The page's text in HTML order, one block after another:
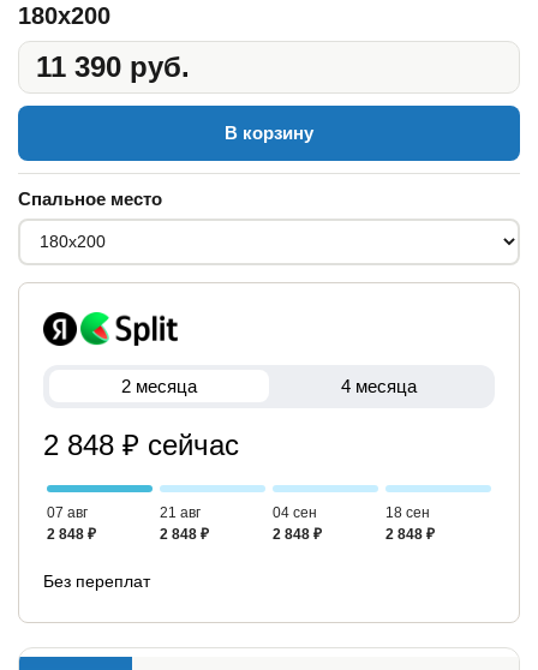
180x200
11 390 руб.
В корзину
Спальное место
2 месяца 4 месяца
2 848 ₽ сейчас
07 авг
2 848 ₽
21 авг
2 848 ₽
04 сен
2 848 ₽
18 сен
2 848 ₽
Без переплат